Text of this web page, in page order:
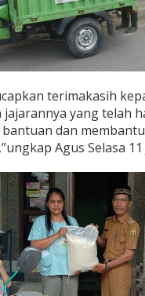
a
n
t
u
r
k
a
terimakasih
jajarannya yang telah
dan
Agus Selasa